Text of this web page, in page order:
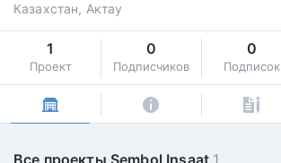
Казахстан, Актау
1
Проект
0
Подписчиков
0
Подписок
Все проекты Sembol Inşaat 1